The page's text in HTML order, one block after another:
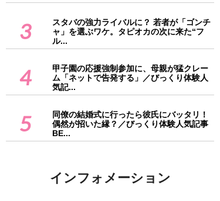
3
スタバの強力ライバルに？ 若者が「ゴンチ
ャ」を選ぶワケ。タピオカの次に来た“フ
ル...
4
甲子園の応援強制参加に、母親が猛クレー
ム「ネットで告発する」／びっくり体験人
気記...
5
同僚の結婚式に行ったら彼氏にバッタリ！
偶然が招いた縁？／びっくり体験人気記事
BE...
インフォメーション